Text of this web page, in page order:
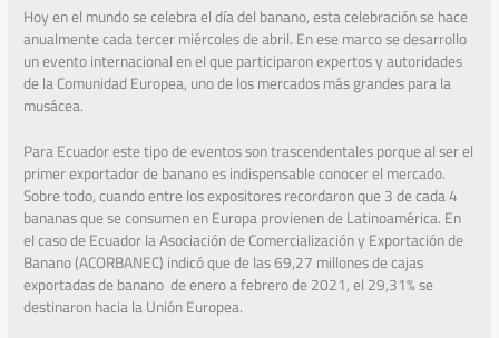
Hoy en el mundo se celebra el día del banano, esta celebración se hace
anualmente cada tercer miércoles de abril. En ese marco se desarrollo
un evento internacional en el que participaron expertos y autoridades
de la Comunidad Europea, uno de los mercados más grandes para la
musácea.
Para Ecuador este tipo de eventos son trascendentales porque al ser el
primer exportador de banano es indispensable conocer el mercado.
Sobre todo, cuando entre los expositores recordaron que 3 de cada 4
bananas que se consumen en Europa provienen de Latinoamérica. En
el caso de Ecuador la Asociación de Comercialización y Exportación de
Banano (ACORBANEC) indicó que de las 69,27 millones de cajas
exportadas de banano de enero a febrero de 2021, el 29,31% se
destinaron hacia la Unión Europea.